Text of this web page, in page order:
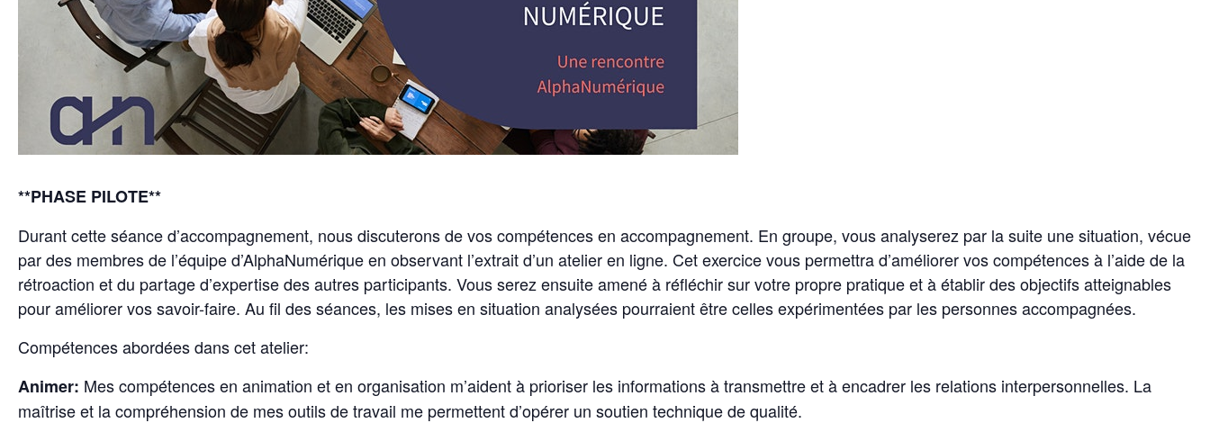
**PHASE PILOTE**
Durant cette séance d’accompagnement, nous discuterons de vos compétences en accompagnement. En groupe, vous analyserez par la suite une situation, vécue
par des membres de l’équipe d’AlphaNumérique en observant l’extrait d’un atelier en ligne. Cet exercice vous permettra d’améliorer vos compétences à l’aide de la
rétroaction et du partage d’expertise des autres participants. Vous serez ensuite amené à réfléchir sur votre propre pratique et à établir des objectifs atteignables
pour améliorer vos savoir-faire. Au fil des séances, les mises en situation analysées pourraient être celles expérimentées par les personnes accompagnées.
Compétences abordées dans cet atelier:
Animer: Mes compétences en animation et en organisation m’aident à prioriser les informations à transmettre et à encadrer les relations interpersonnelles. La
maîtrise et la compréhension de mes outils de travail me permettent d’opérer un soutien technique de qualité.